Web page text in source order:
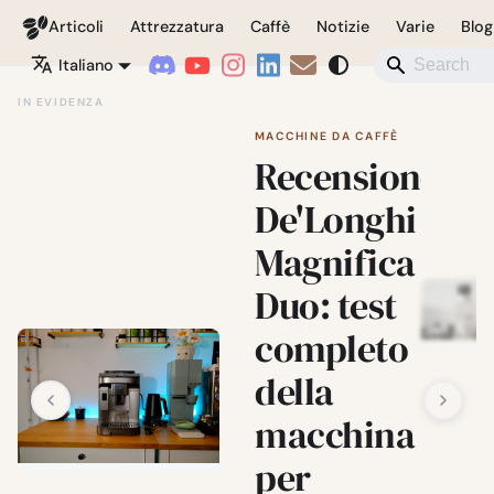
Coffeegeek
Articoli Attrezzatura Caffè Notizie Varie
Blog
Italiano
IN EVIDENZA
MACCHINE DA CAFFÈ
Recensione
De'Longhi
Magnifica
Duo: test
completo
della
macchina
per